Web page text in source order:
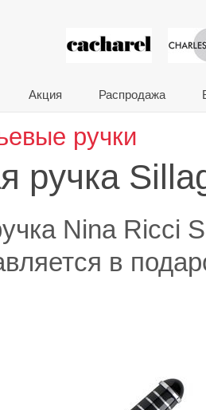
VIP
Акция Распродажа
ручки
ручка
Nina Ricci
в